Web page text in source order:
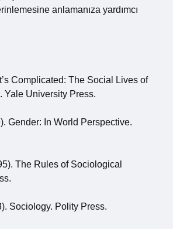
anlamanıza yardımcı
Complicated: The Social Lives of
Yale University Press.
Gender: In World Perspective.
The Rules of Sociological
Sociology. Polity Press.